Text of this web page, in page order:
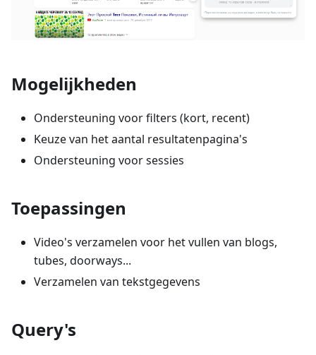
Mogelijkheden
Ondersteuning voor filters (kort, recent)
Keuze van het aantal resultatenpagina's
Ondersteuning voor sessies
Toepassingen
Video's verzamelen voor het vullen van blogs,
tubes, doorways...
Verzamelen van tekstgegevens
Query's